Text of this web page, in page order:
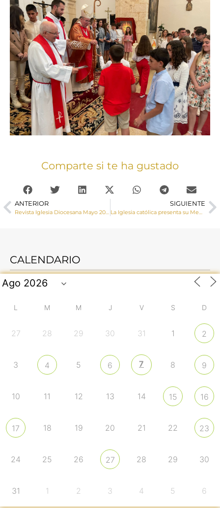
Comparte si te ha gustado
ANTERIOR SIGUIENTE
CALENDARIO
L M M J V S D
27 28 29 30 31 1 2
3 4 5 6 7 8 9
10 11 12 13 14 15 16
17 18 19 20 21 22 23
24 25 26 27 28 29 30
31 1 2 3 4 5 6